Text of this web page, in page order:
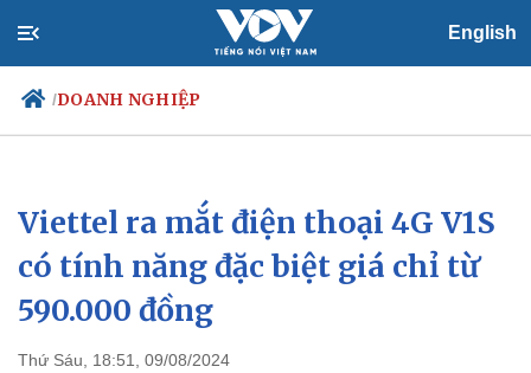
English
/DOANH NGHIỆP
Chính trị
Đảng
Tổ chức nhân sự
Quốc hội
Nhận diện sự thật
Xã hội
Tin 24h
Dự báo thời tiết
Viettel ra mắt điện thoại 4G V1S
có tính năng đặc biệt giá chỉ từ
590.000 đồng
Thứ Sáu, 18:51, 09/08/2024